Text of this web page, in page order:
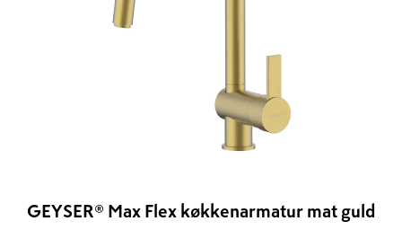
GEYSER® Max Flex køkkenarmatur mat guld